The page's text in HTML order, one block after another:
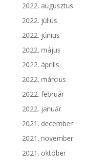
2022. augusztus
2022. július
2022. június
2022. május
2022. április
2022. március
2022. február
2022. január
2021. december
2021. november
2021. október